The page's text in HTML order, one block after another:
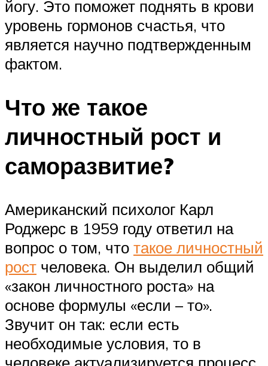
йогу. Это поможет поднять в крови
уровень гормонов счастья, что
является научно подтвержденным
фактом.
Что же такое
личностный рост и
саморазвитие?
Американский психолог Карл
Роджерс в 1959 году ответил на
вопрос о том, что такое личностный
рост человека. Он выделил общий
«закон личностного роста» на
основе формулы «если – то».
Звучит он так: если есть
необходимые условия, то в